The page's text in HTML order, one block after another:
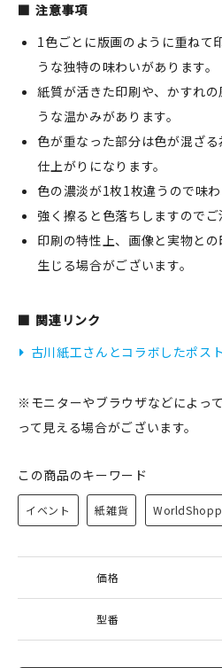
注意事項
1色ごとに版画のように重ねて
うな独特の味わいがあります。
紙質が活きた印刷や、かすれ
うな温かみがあります。
色が重なった部分は色が混ざ
仕上がりになります。
色の濃淡が1枚1枚違うので味わ
強く擦ると色落ちしますのでご
印刷の特性上、画像と実物と
生じる場合がございます。
関連リンク
古川紙工さんとコラボしたポス
※モニターやブラウザなどによっ
って見える場合がございます。
この商品のキーワード
イベント 紙雑貨
価格
型番